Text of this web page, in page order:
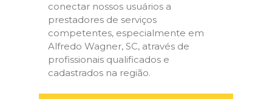
conectar nossos usuários a
prestadores de serviços
competentes, especialmente em
Alfredo Wagner, SC, através de
profissionais qualificados e
cadastrados na região.